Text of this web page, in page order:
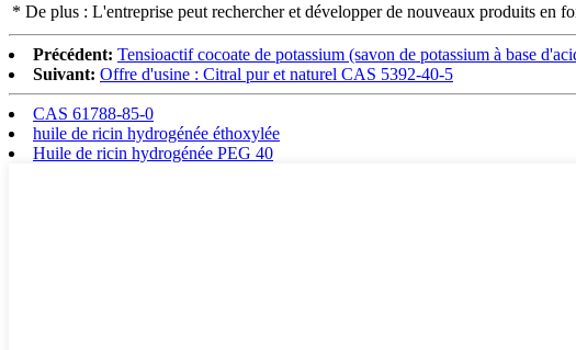
* De plus : L'entreprise peut rechercher et développer de nouveaux produits en
Précédent: Tensioactif cocoate de potassium (savon de potassium à base
Suivant: Offre d'usine : Citral pur et naturel CAS 5392-40-5
CAS 61788-85-0
huile de ricin hydrogénée éthoxylée
Huile de ricin hydrogénée PEG 40